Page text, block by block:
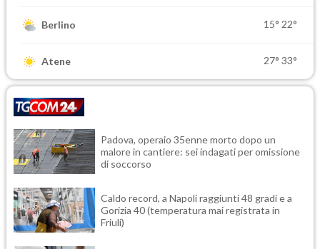
Berlino 15° 22°
Atene 27° 33°
Padova, operaio 35enne morto dopo un
malore in cantiere: sei indagati per omissione
di soccorso
Caldo record, a Napoli raggiunti 48 gradi e a
Gorizia 40 (temperatura mai registrata in
Friuli)